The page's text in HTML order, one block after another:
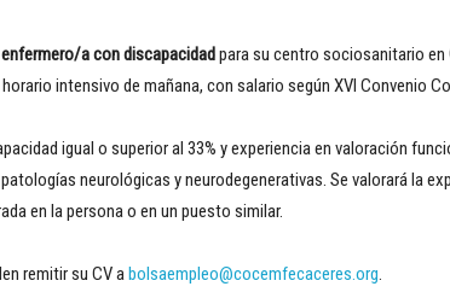
enfermero/a con discapacidadpara su centro sociosanitario en
intensivo de mañana, con salario según XVI Convenio
igual o superior al 33% y experiencia en valoración
neurológicas y neurodegenerativas. Se valorará la
en la persona o en un puesto similar.
remitir su CV abolsaempleo@cocemfecaceres.org.